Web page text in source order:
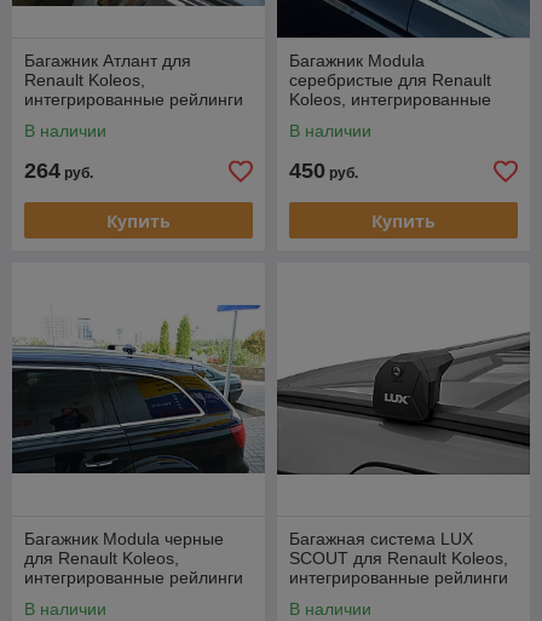
Багажник Атлант для
Renault Koleos,
интегрированные рейлинги
В наличии
264 руб.
Купить
Багажник Modula
серебристые для Renault
Koleos, интегрированные
В наличии
450 руб.
Купить
Багажник Modula черные
для Renault Koleos,
интегрированные рейлинги
В наличии
Багажная система LUX
SCOUT для Renault Koleos,
интегрированные рейлинги
В наличии